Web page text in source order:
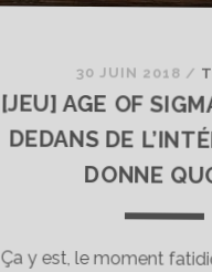
30 JUIN 2018 /
[JEU] AGE OF
DEDANS DE
DONNE
Ça y est, le moment